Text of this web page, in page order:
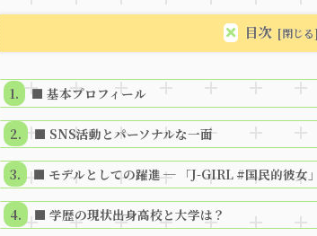
目次
■ 基本プロフィール
■ SNS活動とパーソナルな一面
■ モデルとしての躍進 ─ 「J-GIRL #国民的彼女
■ 学歴の現状――出身高校と大学は？